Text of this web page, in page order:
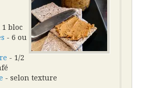
1 bloc
- 6 ou
- 1/2
- selon texture